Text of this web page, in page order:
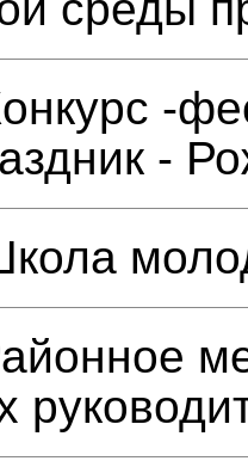
-
-